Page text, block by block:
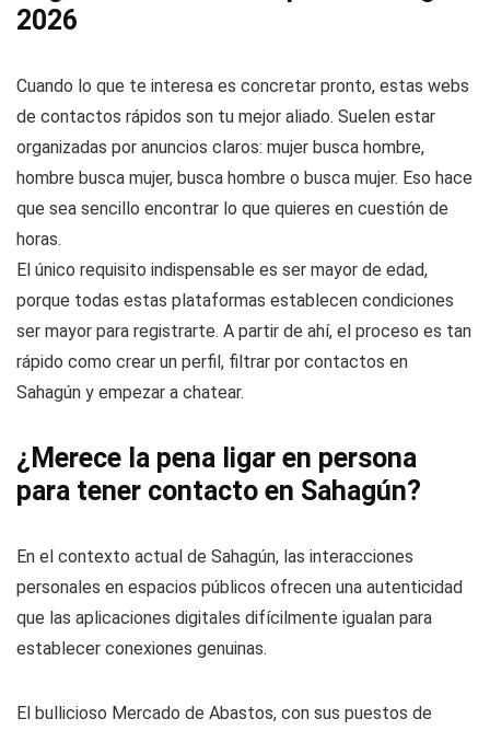
Sahagún.
Páginas Contactos Rápidos Sahagún
2026
Cuando lo que te interesa es concretar pronto, estas webs
de contactos rápidos son tu mejor aliado. Suelen estar
organizadas por anuncios claros: mujer busca hombre,
hombre busca mujer, busca hombre o busca mujer. Eso hace
que sea sencillo encontrar lo que quieres en cuestión de
horas.
El único requisito indispensable es ser mayor de edad,
porque todas estas plataformas establecen condiciones
rápido como crear un perfil, filtrar por contactos en
Sahagún y empezar a chatear.
¿Merece la pena ligar en persona
para tener contacto en Sahagún?
En el contexto actual de Sahagún, las interacciones
que las aplicaciones digitales difícilmente igualan para